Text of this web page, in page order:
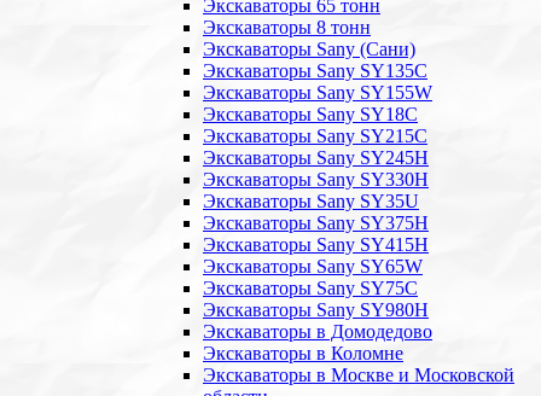
Экскаваторы 65 тонн
Экскаваторы 8 тонн
Экскаваторы Sany (Сани)
Экскаваторы Sany SY135C
Экскаваторы Sany SY155W
Экскаваторы Sany SY18C
Экскаваторы Sany SY215C
Экскаваторы Sany SY245H
Экскаваторы Sany SY330H
Экскаваторы Sany SY35U
Экскаваторы Sany SY375H
Экскаваторы Sany SY415H
Экскаваторы Sany SY65W
Экскаваторы Sany SY75C
Экскаваторы Sany SY980H
Экскаваторы в Домодедово
Экскаваторы в Коломне
Экскаваторы в Москве и Московской